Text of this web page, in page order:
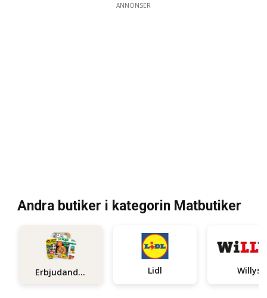
ANNONSER
Andra butiker i kategorin Matbutiker
Erbjudanden Lidl Willys